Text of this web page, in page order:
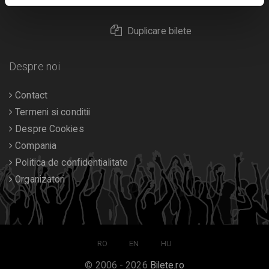
Duplicare bilete
Despre noi
Contact
Termeni si conditii
Despre Cookies
Compania
Politica de confidentialitate
Organizatori
RO EN HU
© 2006 - 2026 Bilete.ro